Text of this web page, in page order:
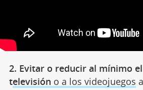
2. Evitar o reducir al mínimo el
televisión o a los videojuegos